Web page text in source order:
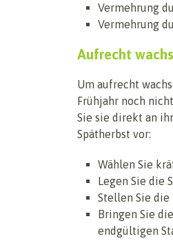
Vermehrung
Vermehrung
Aufrecht
Um aufrecht
Frühjahr noch
Sie sie direkt an
Spätherbst vor:
Wählen Sie
Legen Sie die
Stellen Sie
Bringen Sie
endgültigen